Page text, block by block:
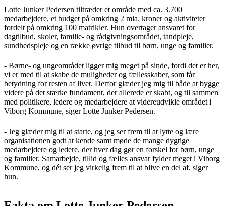
Lotte Junker Pedersen tiltræder et område med ca. 3.700
medarbejdere, et budget på omkring 2 mia. kroner og aktiviteter
fordelt på omkring 100 matrikler. Hun overtager ansvaret for
dagtilbud, skoler, familie- og rådgivningsområdet, tandpleje,
sundhedspleje og en række øvrige tilbud til børn, unge og familier.
- Børne- og ungeområdet ligger mig meget på sinde, fordi det er her,
vi er med til at skabe de muligheder og fællesskaber, som får
betydning for resten af livet. Derfor glæder jeg mig til både at bygge
videre på det stærke fundament, der allerede er skabt, og til sammen
med politikere, ledere og medarbejdere at videreudvikle området i
Viborg Kommune, siger Lotte Junker Pedersen.
- Jeg glæder mig til at starte, og jeg ser frem til at lytte og lære
organisationen godt at kende samt møde de mange dygtige
medarbejdere og ledere, der hver dag gør en forskel for børn, unge
og familier. Samarbejde, tillid og fælles ansvar fylder meget i Viborg
Kommune, og dét ser jeg virkelig frem til at blive en del af, siger
hun.